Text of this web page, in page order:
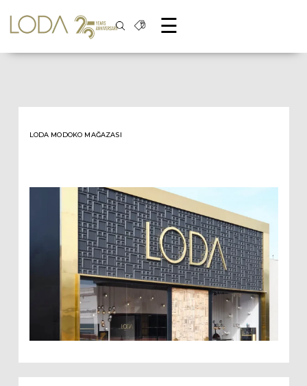
☰
Blog
LODA MODOKO MAĞAZASI